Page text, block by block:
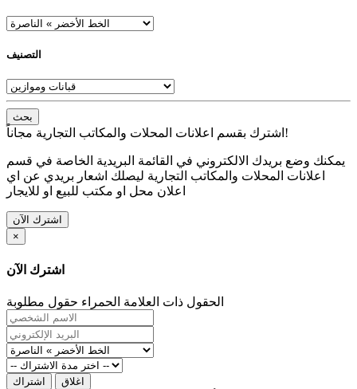
التصنيف
بحث
اشترك بقسم اعلانات المحلات والمكاتب التجارية مجاناً!
يمكنك وضع بريدك الالكتروني في القائمة البريدية الخاصة في قسم
اعلانات المحلات والمكاتب التجارية ليصلك اشعار بريدي عن اي
اعلان محل او مكتب للبيع او للايجار
اشترك الآن
×
اشترك الآن
الحقول ذات العلامة الحمراء حقول مطلوبة
اشتراك اغلاق